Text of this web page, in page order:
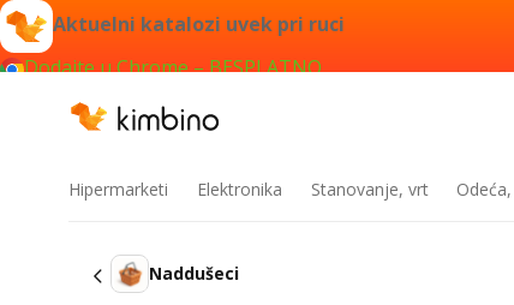
Aktuelni katalozi uvek pri ruci
Dodajte u Chrome – BESPLATNO
Hipermarketi Elektronika Stanovanje, vrt
Naddušeci